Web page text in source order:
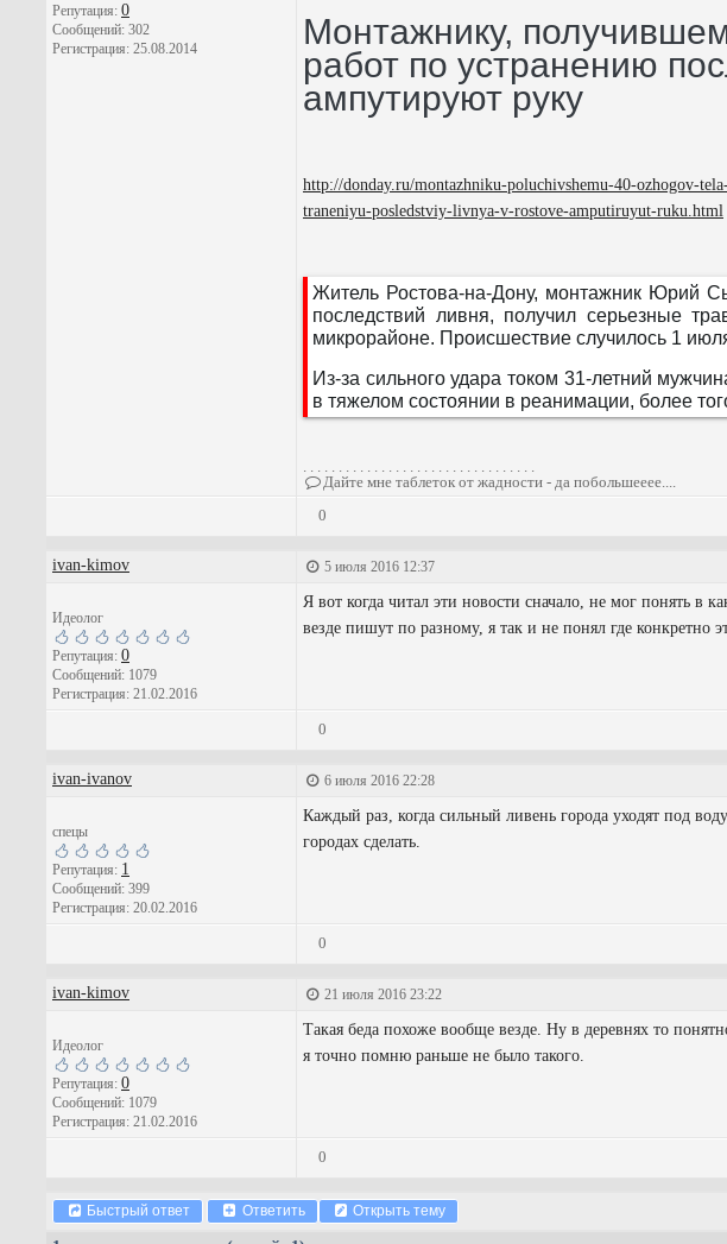
Репутация: 0
Сообщений: 302
Регистрация: 25.08.2014
Монтажнику,
работ по устранению
ампутируют руку
http://donday.ru/montazhniku-poluchivshemu-40-ozhogov-
traneniyu-posledstviy-livnya-v-rostove-amputiruyut-ruku.html
Житель Ростова-на-Дону, монтажник Юрий
последствий ливня, получил серьезные
микрорайоне. Происшествие случилось 1
Из-за сильного удара током 31-летний
в тяжелом состоянии в реанимации, более
. . . . . . . . . . . . . . . . . . . . . . . . . . . . . . . . .
Дайте мне таблеток от жадности - да побольшееее....
0
ivan-kimov 5 июля 2016 12:37
Идеолог
Репутация: 0
Сообщений: 1079
Регистрация: 21.02.2016
Я вот когда читал эти новости сначало, не мог понять в
везде пишут по разному, я так и не понял где конкретно
0
ivan-ivanov 6 июля 2016 22:28
спецы
Репутация: 1
Сообщений: 399
Регистрация: 20.02.2016
Каждый раз, когда сильный ливень города уходят под
городах сделать.
0
ivan-kimov 21 июля 2016 23:22
Идеолог
Репутация: 0
Сообщений: 1079
Регистрация: 21.02.2016
Такая беда похоже вообще везде. Ну в деревнях то
я точно помню раньше не было такого.
0
Быстрый ответ Ответить Открыть тему